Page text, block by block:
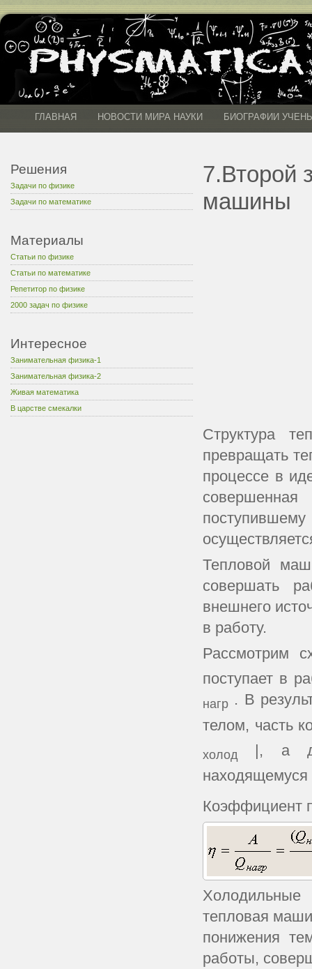
ГЛАВНАЯ НОВОСТИ МИРА НАУКИ БИОГРАФИИ
Решения
Задачи по физике
Задачи по математике
Материалы
Статьи по физике
Статьи по математике
Репетитор по физике
2000 задач по физике
Интересное
Занимательная физика-1
Занимательная физика-2
Живая математика
В царстве смекалки
7.Второй
машины
Структура
превращать
процессе в
Тепловой
совершать
внешнего
в работу.
Рассмотрим
поступает в
нагр . В
телом, часть
холод |, а
находящемуся
Коэффициент
тепловая
понижения
работы,